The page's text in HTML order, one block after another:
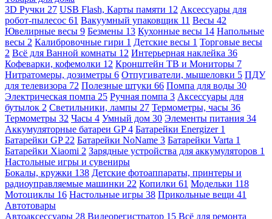
3D Ручки 27 USB Flash, Карты памяти 12 Аксессуары для
робот-пылесос 61 Вакуумный упаковщик 11 Весы 42
Ювелирные весы 9 Безмены 13 Кухонные весы 14 Напольные
весы 2 Калибровочные гири 1 Детские весы 1 Торговые весы
2 Всё для Ванной комнаты 12 Интерьерная наклейка 36
Кофеварки, кофемолки 12 Кронштейн ТВ и Мониторы 7
Нитратомеры, дозиметры 6 Отпугиватели, мышеловки 5 ПДУ
для телевизора 72 Полезные штуки 66 Помпа для воды 30
Электрическая помпа 25 Ручная помпа 3 Аксессуары для
бутылок 2 Светильники, лампы 27 Термометры, часы 36
Термометры 32 Часы 4 Умный дом 30 Элементы питания 34
Аккумуляторные батареи GP4 Батарейки Energizer 1
Батарейки GP 22 Батарейки NoName 3 Батарейки Varta 1
Батарейки Xiaomi 2 Зарядные устройства для аккумуляторов 1
Настольные игры и сувениры
Бокалы, кружки 138 Детские фотоаппараты, принтеры и
радиоуправляемые машинки 22 Копилки 61 Модельки 118
Мотоциклы 16 Настольные игры 38 Прикольные вещи 41
Автотовары
Автоаксессуары 28 Видеорегистратор 15 Всё для ремонта